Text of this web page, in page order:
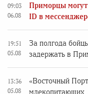
09:03
06.08
Приморцы
ID в
19:51
05.08
За полгода
задержать в
13:36
05.08
«Восточный
млекопитающих